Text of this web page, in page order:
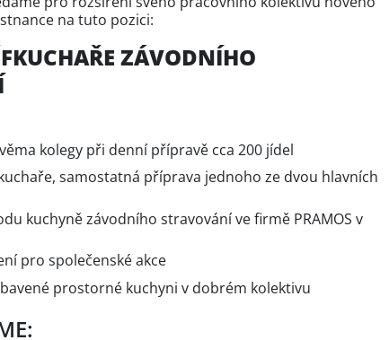
na tuto pozici:
ZÁVODNÍHO
kolegy při denní přípravě cca 200 jídel
samostatná příprava jednoho ze dvou hlavních
kuchyně závodního stravování ve firmě PRAMOS v
pro společenské akce
prostorné kuchyni v dobrém kolektivu